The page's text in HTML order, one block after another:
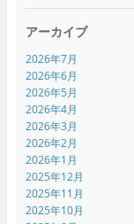
アーカイブ
2026年7月
2026年6月
2026年5月
2026年4月
2026年3月
2026年2月
2026年1月
2025年12月
2025年11月
2025年10月